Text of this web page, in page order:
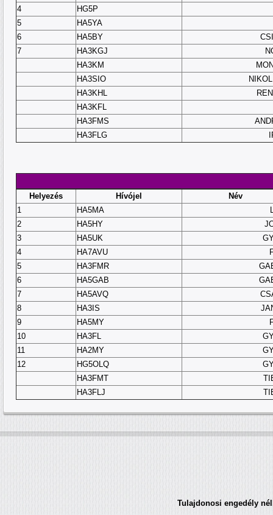
4
HG5P
5
HA5YA
6
HA5BY
7
HA3KGJ
HA3KM
HA3SIO
HA3KHL
HA3KFL
HA3FMS
HA3FLG
Helyezés Hívójel
Név
1
HA5MA
2
HA5HY
3
HA5UK
4
HA7AVU
5
HA3FMR
6
HA5GAB
7
HA5AVQ
8
HA3IS
9
HA5MY
10
HA3FL
11
HA2MY
12
HG5OLQ
HA3FMT
HA3FLJ
Tulajdonosi engedély